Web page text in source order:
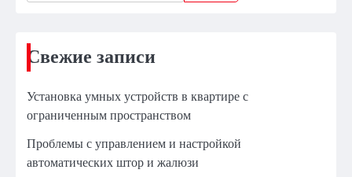
Свежие записи
Установка умных устройств в квартире с
ограниченным пространством
Проблемы с управлением и настройкой
автоматических штор и жалюзи